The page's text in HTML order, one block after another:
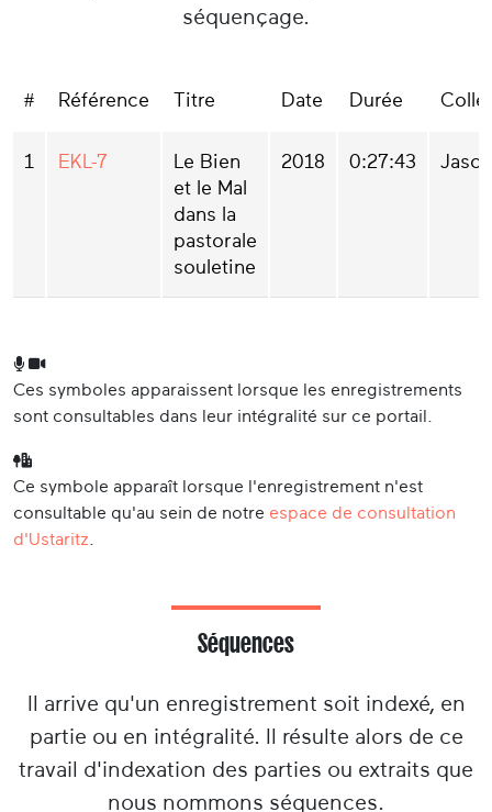
séquençage.
# Référence Titre Date Durée
1 EKL-7
Le Bien
et le Mal
dans la
pastorale
souletine
2018 0:27:43
Ces symboles apparaissent lorsque les enregistrements
sont consultables dans leur intégralité sur ce portail.
Ce symbole apparaît lorsque l'enregistrement n'est
consultable qu'au sein de notre espace de consultation
d'Ustaritz
Séquences
Il arrive qu'un enregistrement soit indexé, en
partie ou en intégralité. Il résulte alors de ce
travail d'indexation des parties ou extraits que
nous nommons séquences.